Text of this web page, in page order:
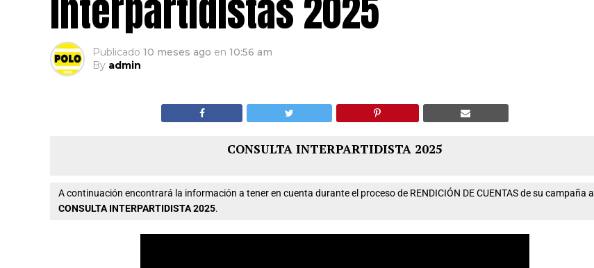
interpartidistas 2025
Publicado 10 meses ago en 10:56 am
By admin
CONSULTA INTERPARTIDISTA 2025
A continuación encontrará la información a tener en cuenta durante el proceso de RENDICIÓN DE CUENTAS de su campaña a
CONSULTA INTERPARTIDISTA 2025.